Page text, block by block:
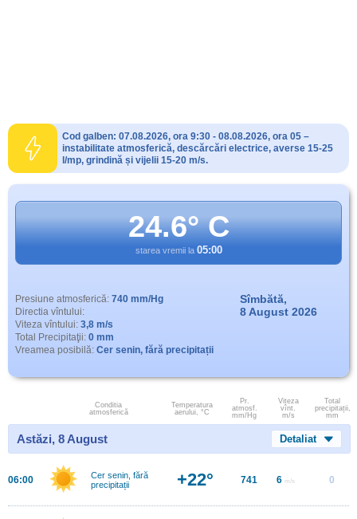
Cod galben: 07.08.2026, ora 9:30 - 08.08.2026, ora 05 –
instabilitate atmosferică, descărcări electrice, averse 15-25
l/mp, grindină și vijelii 15-20 m/s.
24.6° C
starea vremii la 05:00
Presiune atmosferică: 740 mm/Hg
Directia vîntului:
Viteza vîntului: 3,8 m/s
Total Precipitaţii: 0 mm
Vreamea posibilă: Cer senin, fără precipitații
Sîmbătă,
8 August 2026
Conditia
atmosferică
Temperatura
aerului, °C
Pr.
atmosf.
mm/Hg
Viteza
vînt.
m/s
Total
precipitații,
mm
Astăzi, 8 August Detaliat
06:00
Cer senin, fără
precipitații
+22° 741 6 m/s 0